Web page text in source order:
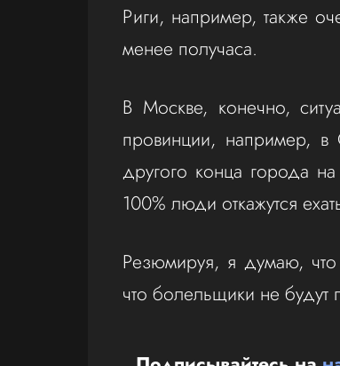
Риги, например, также
менее получаса.
В Москве, конечно,
провинции, например,
другого конца города
100% люди откажутся
Резюмируя, я думаю, что
что болельщики не будут